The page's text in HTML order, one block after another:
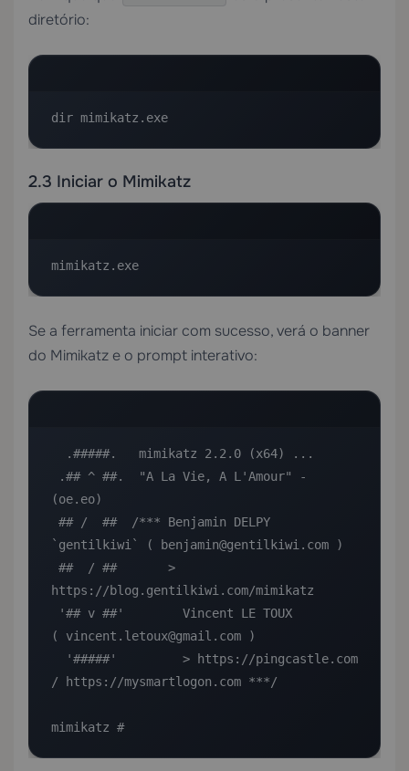
diretório:
dir mimikatz.exe
2.3 Iniciar o Mimikatz
mimikatz.exe
Se a ferramenta iniciar com sucesso, verá o banner
do Mimikatz e o prompt interativo:
  .#####.   mimikatz 2.2.0 (x64) ...
(oe.eo)
`gentilkiwi` ( benjamin@gentilkiwi.com )
https://blog.gentilkiwi.com/mimikatz
( vincent.letoux@gmail.com )
/ https://mysmartlogon.com ***/
mimikatz #